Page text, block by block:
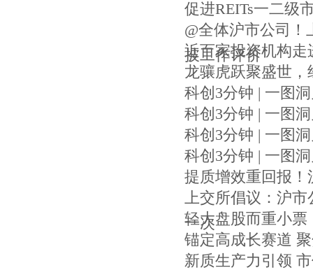
促进REITs一二级
@全体沪市公司！
披工作评价
近百家投资机构走
龙骧虎跃聚盛世
科创3分钟 | 一图
科创3分钟 | 一图
科创3分钟 | 一图
科创3分钟 | 一图
提质增效重回报！
上交所倡议：沪市
一次
轻大盘股而重小
锚定高成长赛道
新质生产力引领